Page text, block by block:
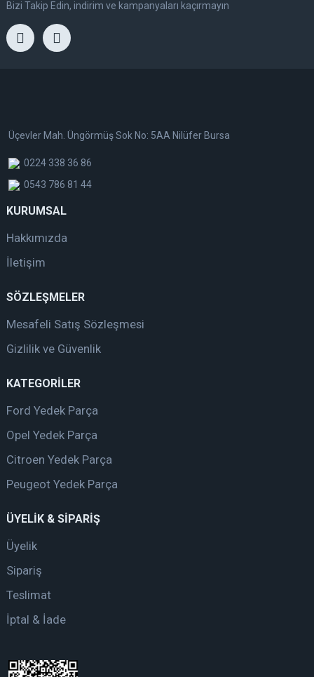
Bizi Takip Edin, indirim ve kampanyaları kaçırmayın
Üçevler Mah. Üngörmüş Sok No: 5AA Nilüfer Bursa
0224 338 36 86
0543 786 81 44
KURUMSAL
Hakkımızda
İletişim
SÖZLEŞMELER
Mesafeli Satış Sözleşmesi
Gizlilik ve Güvenlik
KATEGORİLER
Ford Yedek Parça
Opel Yedek Parça
Citroen Yedek Parça
Peugeot Yedek Parça
ÜYELİK & SİPARİŞ
Üyelik
Sipariş
Teslimat
İptal & İade